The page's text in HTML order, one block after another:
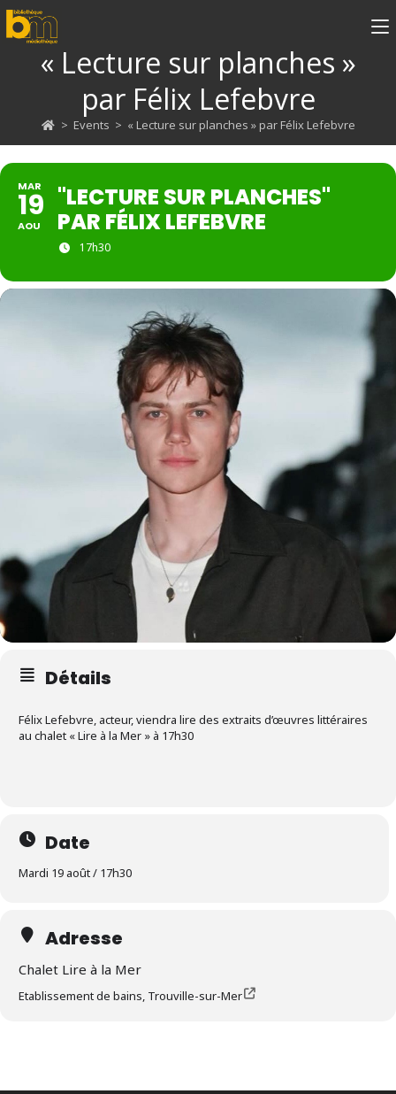
« Lecture sur planches »
par Félix Lefebvre
> Events > « Lecture sur planches » par Félix Lefebvre
MAR
19
AOU
"LECTURE SUR PLANCHES"
PAR FÉLIX LEFEBVRE
17h30
Détails
Félix Lefebvre, acteur, viendra lire des extraits d’œuvres littéraires
au chalet « Lire à la Mer » à 17h30
Date
Mardi 19 août / 17h30
Adresse
Chalet Lire à la Mer
Etablissement de bains, Trouville-sur-Mer